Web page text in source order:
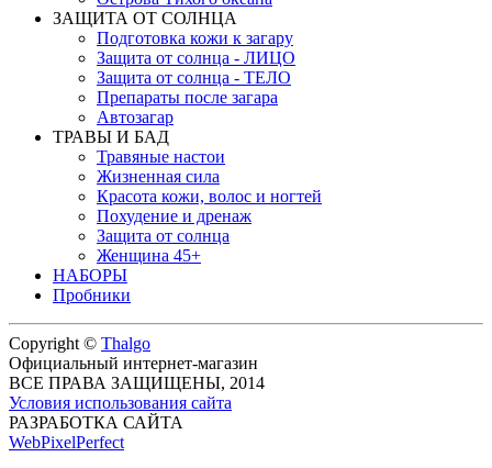
ЗАЩИТА ОТ СОЛНЦА
Подготовка кожи к загару
Защита от солнца - ЛИЦО
Защита от солнца - ТЕЛО
Препараты после загара
Автозагар
ТРАВЫ И БАД
Травяные настои
Жизненная сила
Красота кожи, волос и ногтей
Похудение и дренаж
Защита от солнца
Женщина 45+
НАБОРЫ
Пробники
Copyright © Thalgo
Официальный интернет-магазин
ВСЕ ПРАВА ЗАЩИЩЕНЫ, 2014
Условия использования сайта
РАЗРАБОТКА САЙТА
WebPixelPerfect